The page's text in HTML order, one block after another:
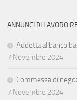
ANNUNCI DI LAVORO
Addetta al banco
7 Novembre 2024
Commessa di
7 Novembre 2024